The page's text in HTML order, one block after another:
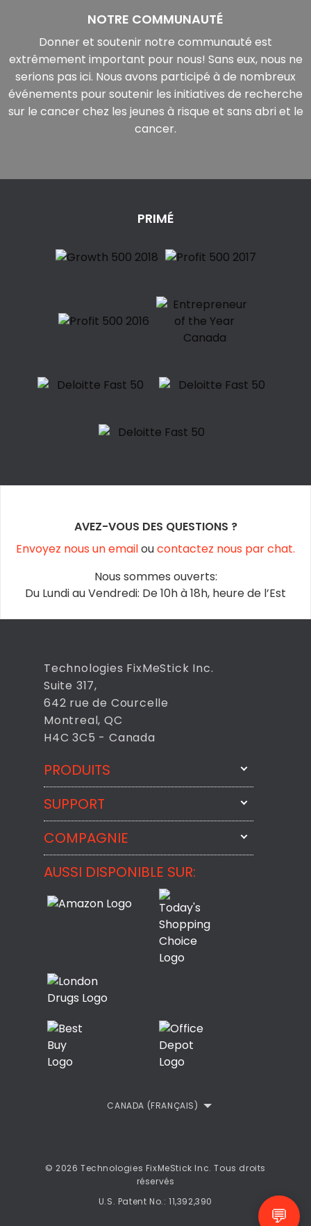
NOTRE COMMUNAUTÉ
Donner et soutenir notre communauté est
extrêmement important pour nous! Sans eux, nous ne
serions pas ici. Nous avons participé à de nombreux
événements pour soutenir les initiatives de recherche
sur le cancer chez les jeunes à risque et sans abri et le
cancer.
PRIMÉ
AVEZ-VOUS DES QUESTIONS ?
Envoyez nous un emailoucontactez nous par chat.
Nous sommes ouverts:
Du Lundi au Vendredi: De 10h à 18h, heure de l’Est
Technologies FixMeStick Inc.
Suite 317,
642 rue de Courcelle
Montreal, QC
H4C 3C5 - Canada
PRODUITS
FixMeStick
BackMeUp
CheckMeMessage
SUPPORT
Contactez-nous par courriel
COMPAGNIE
À propos
Contact
Commentaires des Clients
Politique de confidentialité
Politique de remboursement
AUSSI DISPONIBLE SUR:
CANADA (FRANÇAIS)
© 2026 Technologies FixMeStick Inc. Tous droits
réservés
U.S. Patent No.: 11,392,390
💬